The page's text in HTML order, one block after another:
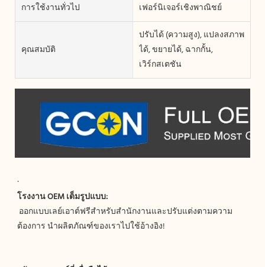
การใช้งานทั่วไป
เฟอร์นิเจอร์เชิงพาณิชย์
คุณสมบัติ
ปรับได้ (ความสูง), แปลงสภาพ
ได้, ขยายได้, ฉากกั้น,
เวิร์กสเตชัน